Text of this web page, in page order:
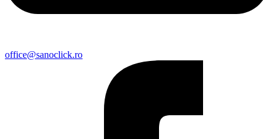
office@sanoclick.ro